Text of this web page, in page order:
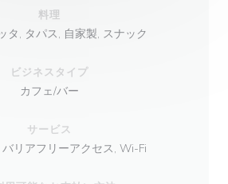
料理
タ, タパス, 自家製, スナック
ビジネスタイプ
カフェ/バー
サービス
リアフリーアクセス, Wi-Fi